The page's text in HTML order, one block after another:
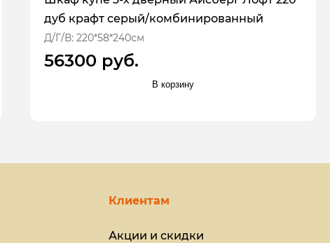
дуб крафт серый/комбинированный
Д/Г/В: 220*58*240см
56300 руб.
В корзину
Клиентам
Акции и скидки